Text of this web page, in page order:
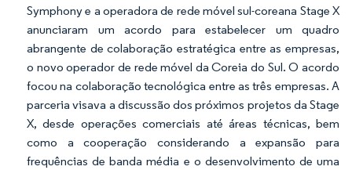
Symphony e a operadora de rede móvel sul-coreana Stage X
anunciaram um acordo para estabelecer um quadro
abrangente de colaboração estratégica entre as empresas,
o novo operador de rede móvel da Coreia do Sul. O acordo
focou na colaboração tecnológica entre as três empresas. A
parceria visava a discussão dos próximos projetos da Stage
X, desde operações comerciais até áreas técnicas, bem
como a cooperação considerando a expansão para
frequências de banda média e o desenvolvimento de uma